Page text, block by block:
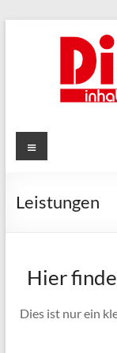
Menü
Leistungen
Hier
Dies ist nur ein